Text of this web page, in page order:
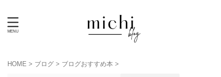
HOME > ブログ > ブログおすすめ本 >